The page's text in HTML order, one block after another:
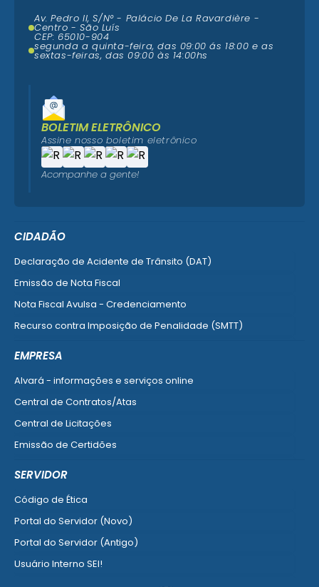
CIDADÃO
Declaração de Acidente de Trânsito (DAT)
Emissão de Nota Fiscal
Nota Fiscal Avulsa - Credenciamento
Recurso contra Imposição de Penalidade (SMTT)
EMPRESA
Alvará - informações e serviços online
Central de Contratos/Atas
Central de Licitações
Emissão de Certidões
SERVIDOR
Código de Ética
Portal do Servidor (Novo)
Portal do Servidor (Antigo)
Usuário Interno SEI!
Av. Pedro II, S/N° - Palácio De La Ravardière -
Centro - São Luís
CEP: 65010-904
segunda a quinta-feira, das 09:00 ás 18:00 e as
sextas-feiras, das 09:00 às 14:00hs
BOLETIM ELETRÔNICO
Assine nosso boletim eletrônico
Acompanhe a gente!